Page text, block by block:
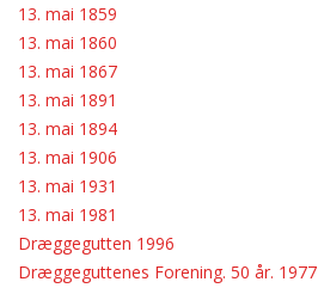
ESPALIER
KONTAKT
KORPSETS HISTORIE
RÅDSBILDER
STIFTERNE
SANGER
LOVENE
KORPSETS FANER
13. mai 1859
13. mai 1860
13. mai 1867
13. mai 1891
13. mai 1894
13. mai 1906
13. mai 1931
13. mai 1981
Dræggegutten 1996
Dræggeguttenes Forening. 50 år. 1977